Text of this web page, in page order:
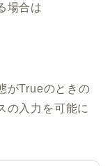
場合は
がTrueのときの
の入力を可能に